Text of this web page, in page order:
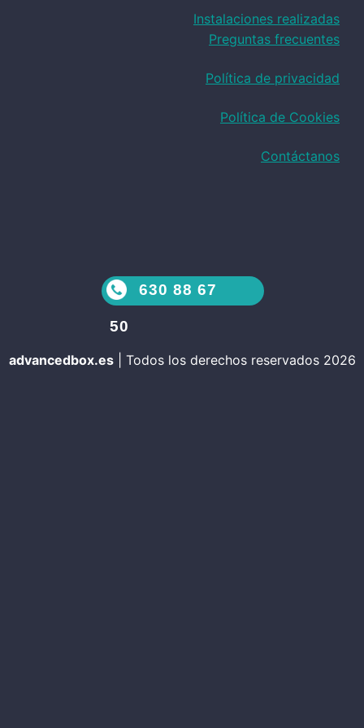
Instalaciones realizadas
Preguntas frecuentes
Política de privacidad
Política de Cookies
Contáctanos
advancedbox.es Todos los derechos reservados 2026
630 88 67
50